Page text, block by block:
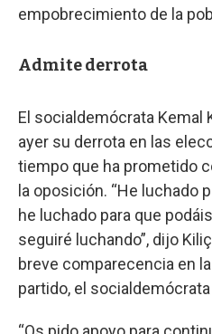
empobrecimiento de la
Admite derrota
El socialdemócrata Kemal
ayer su derrota en las
tiempo que ha prometido
la oposición. “He luchado
he luchado para que
seguiré luchando”, dijo
breve comparecencia en
partido, el socialdemócrata